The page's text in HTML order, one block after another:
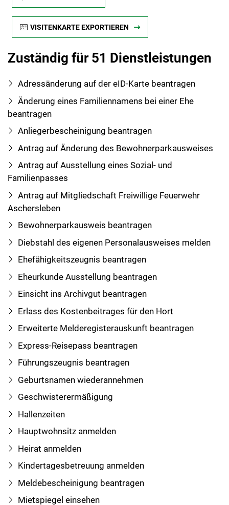
VISITENKARTE EXPORTIEREN
Zuständig für 51 Dienstleistungen
Adressänderung auf der eID-Karte beantragen
Änderung eines Familiennamens bei einer Ehe
beantragen
Anliegerbescheinigung beantragen
Antrag auf Änderung des Bewohnerparkausweises
Antrag auf Ausstellung eines Sozial- und
Familienpasses
Antrag auf Mitgliedschaft Freiwillige Feuerwehr
Aschersleben
Bewohnerparkausweis beantragen
Diebstahl des eigenen Personalausweises melden
Ehefähigkeitszeugnis beantragen
Eheurkunde Ausstellung beantragen
Einsicht ins Archivgut beantragen
Erlass des Kostenbeitrages für den Hort
Erweiterte Melderegisterauskunft beantragen
Express-Reisepass beantragen
Führungszeugnis beantragen
Geburtsnamen wiederannehmen
Geschwisterermäßigung
Hallenzeiten
Hauptwohnsitz anmelden
Heirat anmelden
Kindertagesbetreuung anmelden
Meldebescheinigung beantragen
Mietspiegel einsehen